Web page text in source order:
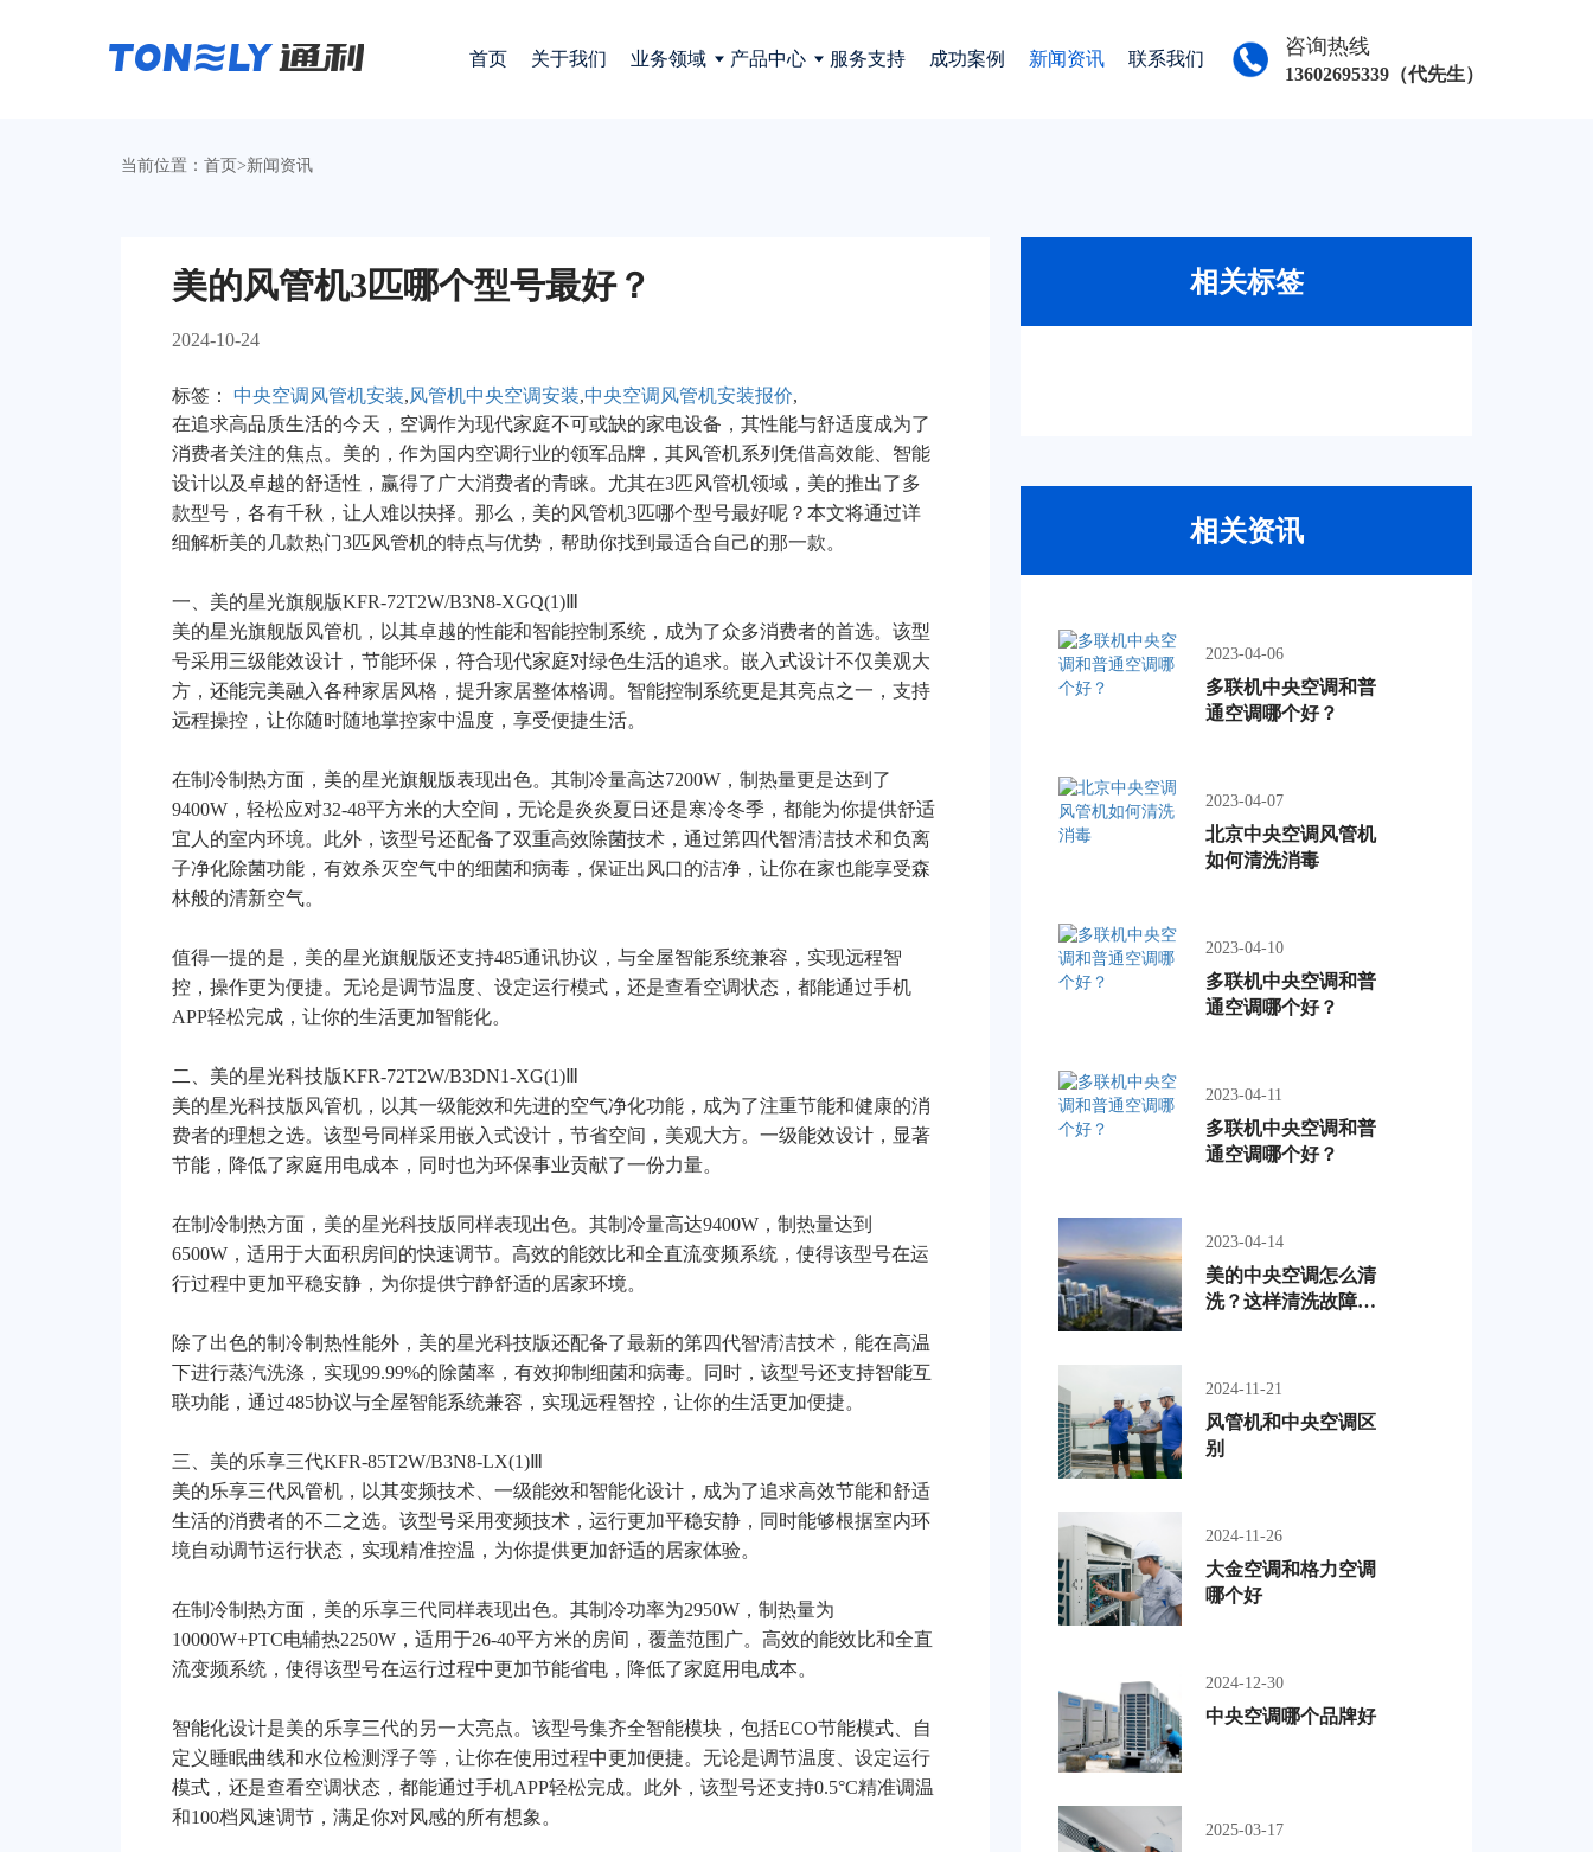
首页 关于我们 业务领域 产品中心 服务支持 成功案例 新闻资讯 联系我们
咨询热线
13602695339（代先生）
当前位置： 首页 >新闻资讯
美的风管机3匹哪个型号最好？
2024-10-24
标签： 中央空调风管机安装,风管机中央空调安装,中央空调风管机安装报价,
在追求高品质生活的今天，空调作为现代家庭不可或缺的家电设备，其性能与舒适度成为了
消费者关注的焦点。美的，作为国内空调行业的领军品牌，其风管机系列凭借高效能、智能
设计以及卓越的舒适性，赢得了广大消费者的青睐。尤其在3匹风管机领域，美的推出了多
款型号，各有千秋，让人难以抉择。那么，美的风管机3匹哪个型号最好呢？本文将通过详
细解析美的几款热门3匹风管机的特点与优势，帮助你找到最适合自己的那一款。
一、美的星光旗舰版KFR-72T2W/B3N8-XGQ(1)Ⅲ
美的星光旗舰版风管机，以其卓越的性能和智能控制系统，成为了众多消费者的首选。该型
号采用三级能效设计，节能环保，符合现代家庭对绿色生活的追求。嵌入式设计不仅美观大
方，还能完美融入各种家居风格，提升家居整体格调。智能控制系统更是其亮点之一，支持
远程操控，让你随时随地掌控家中温度，享受便捷生活。
在制冷制热方面，美的星光旗舰版表现出色。其制冷量高达7200W，制热量更是达到了
9400W，轻松应对32-48平方米的大空间，无论是炎炎夏日还是寒冷冬季，都能为你提供舒适
宜人的室内环境。此外，该型号还配备了双重高效除菌技术，通过第四代智清洁技术和负离
子净化除菌功能，有效杀灭空气中的细菌和病毒，保证出风口的洁净，让你在家也能享受森
林般的清新空气。
值得一提的是，美的星光旗舰版还支持485通讯协议，与全屋智能系统兼容，实现远程智
控，操作更为便捷。无论是调节温度、设定运行模式，还是查看空调状态，都能通过手机
APP轻松完成，让你的生活更加智能化。
二、美的星光科技版KFR-72T2W/B3DN1-XG(1)Ⅲ
美的星光科技版风管机，以其一级能效和先进的空气净化功能，成为了注重节能和健康的消
费者的理想之选。该型号同样采用嵌入式设计，节省空间，美观大方。一级能效设计，显著
节能，降低了家庭用电成本，同时也为环保事业贡献了一份力量。
在制冷制热方面，美的星光科技版同样表现出色。其制冷量高达9400W，制热量达到
6500W，适用于大面积房间的快速调节。高效的能效比和全直流变频系统，使得该型号在运
行过程中更加平稳安静，为你提供宁静舒适的居家环境。
除了出色的制冷制热性能外，美的星光科技版还配备了最新的第四代智清洁技术，能在高温
下进行蒸汽洗涤，实现99.99%的除菌率，有效抑制细菌和病毒。同时，该型号还支持智能互
联功能，通过485协议与全屋智能系统兼容，实现远程智控，让你的生活更加便捷。
三、美的乐享三代KFR-85T2W/B3N8-LX(1)Ⅲ
美的乐享三代风管机，以其变频技术、一级能效和智能化设计，成为了追求高效节能和舒适
生活的消费者的不二之选。该型号采用变频技术，运行更加平稳安静，同时能够根据室内环
境自动调节运行状态，实现精准控温，为你提供更加舒适的居家体验。
在制冷制热方面，美的乐享三代同样表现出色。其制冷功率为2950W，制热量为
10000W+PTC电辅热2250W，适用于26-40平方米的房间，覆盖范围广。高效的能效比和全直
流变频系统，使得该型号在运行过程中更加节能省电，降低了家庭用电成本。
智能化设计是美的乐享三代的另一大亮点。该型号集齐全智能模块，包括ECO节能模式、自
定义睡眠曲线和水位检测浮子等，让你在使用过程中更加便捷。无论是调节温度、设定运行
模式，还是查看空调状态，都能通过手机APP轻松完成。此外，该型号还支持0.5°C精准调温
和100档风速调节，满足你对风感的所有想象。
相关标签
相关资讯
2023-04-06
多联机中央空调和普
通空调哪个好？
2023-04-07
北京中央空调风管机
如何清洗消毒
2023-04-10
多联机中央空调和普
通空调哪个好？
2023-04-11
多联机中央空调和普
通空调哪个好？
2023-04-14
美的中央空调怎么清
洗？这样清洗故障少
2024-11-21
风管机和中央空调区
别
2024-11-26
大金空调和格力空调
哪个好
2024-12-30
中央空调哪个品牌好
2025-03-17